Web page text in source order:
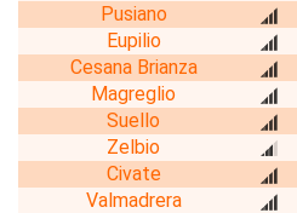
Pusiano
Eupilio
Cesana Brianza
Magreglio
Suello
Zelbio
Civate
Valmadrera